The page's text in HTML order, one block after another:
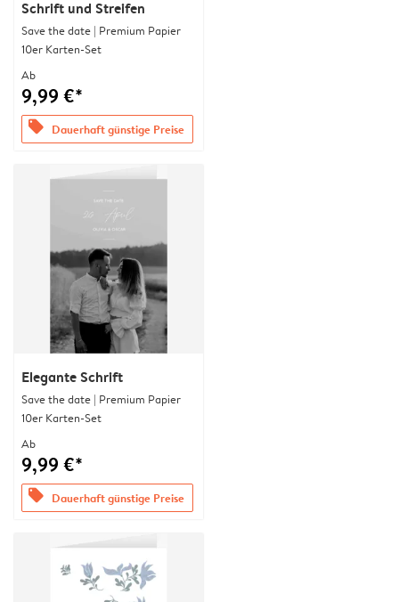
Schrift und Streifen
Save the date | Premium Papier
10er Karten-Set
Ab
9,99 €*
offers Dauerhaft günstige Preise
Elegante Schrift
Save the date | Premium Papier
10er Karten-Set
Ab
9,99 €*
offers Dauerhaft günstige Preise